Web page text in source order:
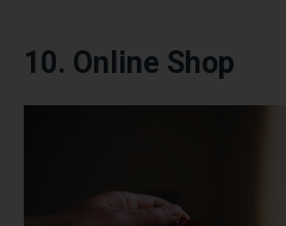
10. Online Shop